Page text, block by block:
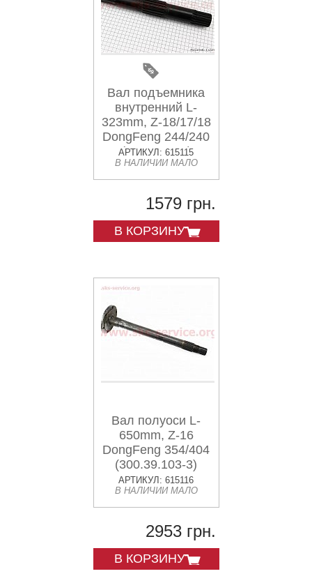
Вал подъемника
внутренний L-
323mm, Z-18/17/18
DongFeng 244/240
(200.55.110)
АРТИКУЛ: 615115
В НАЛИЧИИ МАЛО
1579 грн.
В КОРЗИНУ
Вал полуоси L-
650mm, Z-16
DongFeng 354/404
(300.39.103-3)
АРТИКУЛ: 615116
В НАЛИЧИИ МАЛО
2953 грн.
В КОРЗИНУ